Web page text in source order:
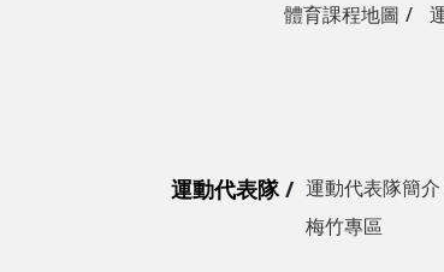
體育課程地圖
運動代表隊 運動代表隊簡介
梅竹專區